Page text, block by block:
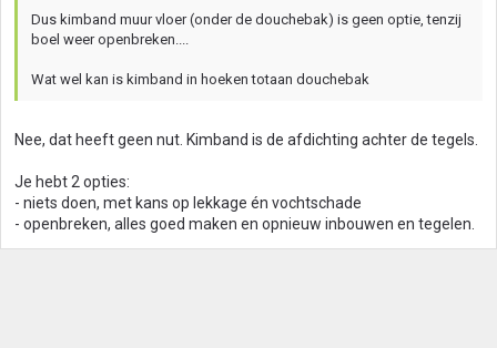
Dus kimband muur vloer (onder de douchebak) is geen optie, tenzij
boel weer openbreken....
Wat wel kan is kimband in hoeken totaan douchebak
Nee, dat heeft geen nut. Kimband is de afdichting achter de tegels.
Je hebt 2 opties:
- niets doen, met kans op lekkage én vochtschade
- openbreken, alles goed maken en opnieuw inbouwen en tegelen.